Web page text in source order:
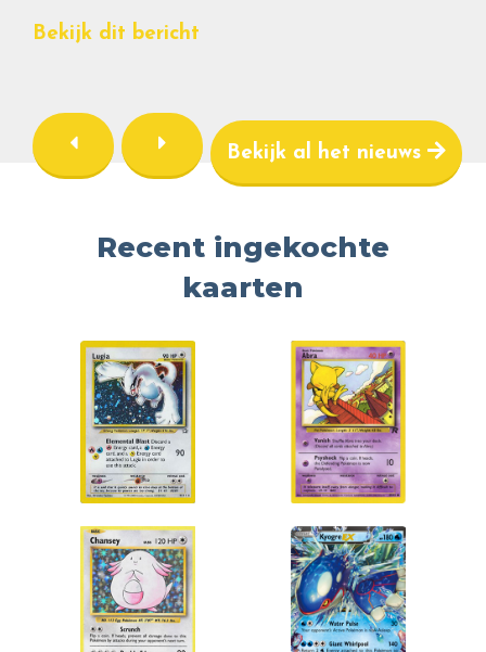
Bekijk dit bericht
Bekijk al het nieuws
Recent ingekochte
kaarten